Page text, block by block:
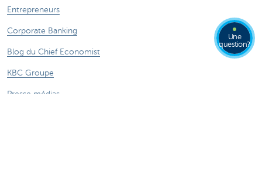
Entrepreneurs
Corporate Banking
Blog du Chief Economist
KBC Groupe
Presse médias
Une
question?